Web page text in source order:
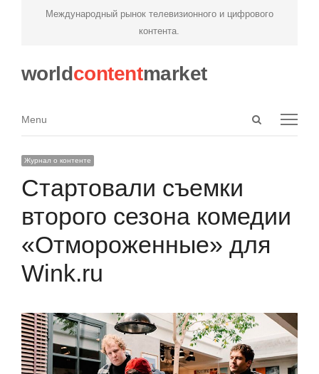
Международный рынок телевизионного и цифрового
контента.
worldcontentmarket
Open
Menu
Menu
Журнал о контенте
Стартовали съемки
второго сезона комедии
«Отмороженные» для
Wink.ru